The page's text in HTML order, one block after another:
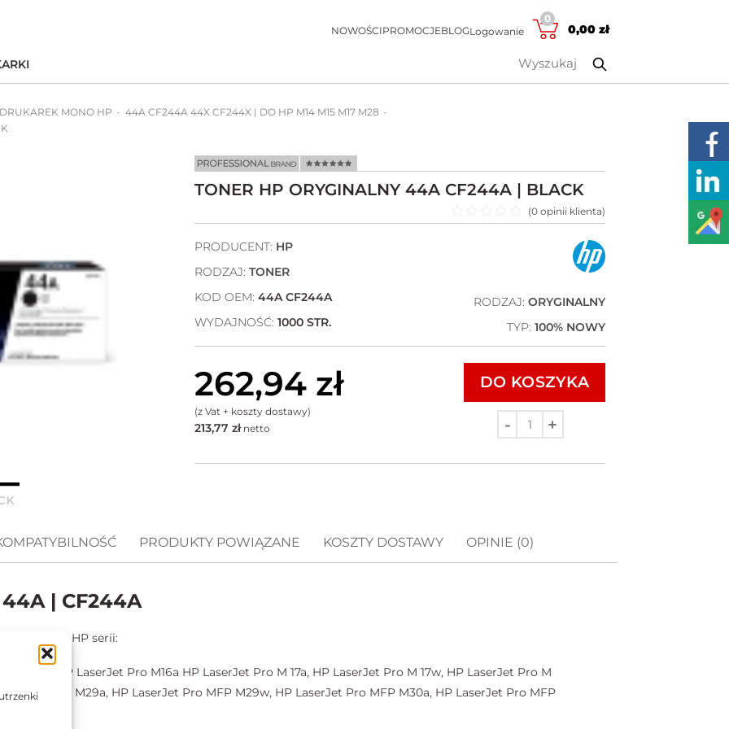
NOWOŚCIPROMOCJEBLOGLogowanie
0
0,00 zł
MONO HP
44A CF244A 44X CF244X | DO HP M14 M15 M17 M28
TONER HP ORYGINALNY 44A CF244A | BLACK
Oceniono
(0 opinii klienta)
PRODUCENT: HP
RODZAJ: TONER
KOD OEM: 44A CF244A
WYDAJNOŚĆ: 1000 STR.
RODZAJ: ORYGINALNY
TYP: 100% NOWY
262,94 zł
(z Vat + koszty dostawy)
213,77 złnetto
DO KOSZYKA
PRODUKTY POWIĄZANE KOSZTY DOSTAWY OPINIE (0)
| CF244A
laserowych HP serii:
M 15w, HP LaserJet Pro M16a HP LaserJet Pro M 17a, HP LaserJet Pro M 17w, HP LaserJet Pro M
Pro MFP M29a, HP LaserJet Pro MFP M29w, HP LaserJet Pro MFP M30a, HP LaserJet Pro MFP